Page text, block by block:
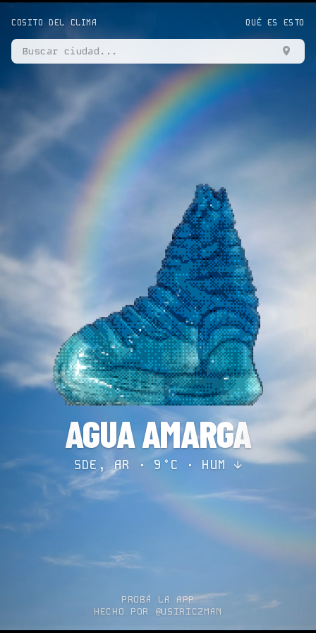
COSITO DEL CLIMA QUÉ ES ESTO
AGUA AMARGA
SDE, AR · 9°C · HUM ↓
PROBÁ LA APP
HECHO POR @USIRICZMAN